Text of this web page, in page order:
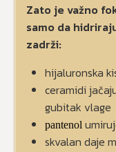
Zato je važno
samo da
zadrži:
hijaluronska
ceramidi
gubitak vlage
pantenol
skvalan daje